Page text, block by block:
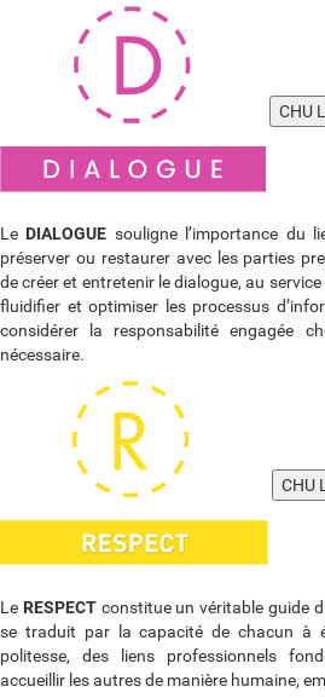
CHU
Le DIALOGUE souligne l’importance du
préserver ou restaurer avec les parties
de créer et entretenir le dialogue, au
fluidifier et optimiser les processus
considérer la responsabilité engagée
nécessaire.
CHU
Le RESPECTconstitue un véritable guide
se traduit par la capacité de chacun à
politesse, des liens professionnels
accueillir les autres de manière humaine,